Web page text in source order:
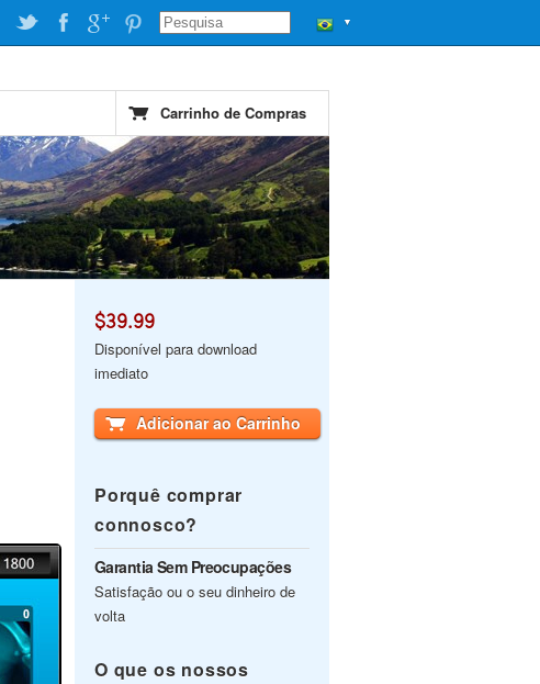
▼
Carrinho de Compras
$39.99
Disponível para download
imediato
Adicionar ao Carrinho
Porquê comprar
connosco?
Garantia Sem Preocupações
Satisfação ou o seu dinheiro de
volta
O que os nossos